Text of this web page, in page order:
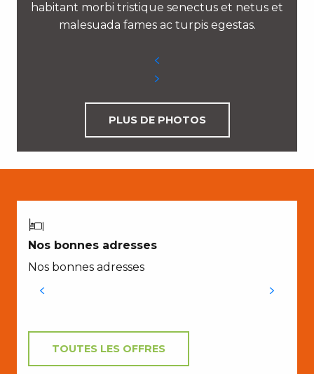
habitant morbi tristique senectus et netus et
malesuada fames ac turpis egestas.
PLUS DE PHOTOS
Nos bonnes adresses
Nos bonnes adresses
TOUTES LES OFFRES